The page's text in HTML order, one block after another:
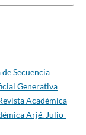
Secuencia
Generativa
Académica
Arjé. Julio-